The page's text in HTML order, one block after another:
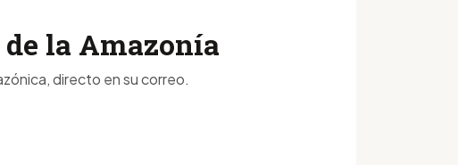
la Amazonía
directo en su correo.